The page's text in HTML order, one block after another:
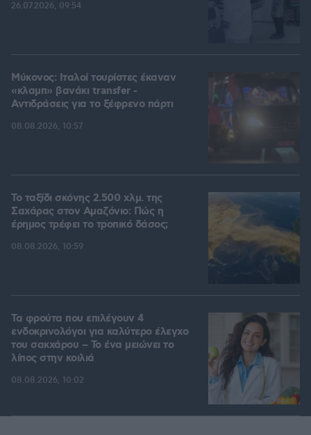
26.07.2026, 09:54
Μύκονος: Ιταλοί τουρίστες έκαναν
«κλαμπ» βανάκι transfer -
Αντιδράσεις για το ξέφρενο πάρτι
08.08.2026, 10:57
Το ταξίδι σκόνης 2.500 χλμ. της
Σαχάρας στον Αμαζόνιο: Πώς η
έρημος τρέφει το τροπικό δάσος;
08.08.2026, 10:59
Τα φρούτα που επιλέγουν 4
ενδοκρινολόγοι για καλύτερο έλεγχο
του σακχάρου – Το ένα μειώνει το
λίπος στην κοιλιά
08.08.2026, 10:02